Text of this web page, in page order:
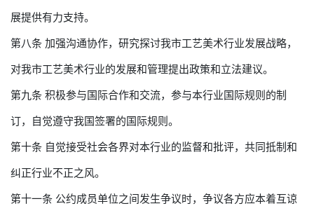
展提供有力支持。
第八条 加强沟通协作，研究探讨我市工艺美术行业发展战略，
对我市工艺美术行业的发展和管理提出政策和立法建议。
第九条 积极参与国际合作和交流，参与本行业国际规则的制
订，自觉遵守我国签署的国际规则。
第十条 自觉接受社会各界对本行业的监督和批评，共同抵制和
纠正行业不正之风。
第十一条 公约成员单位之间发生争议时，争议各方应本着互谅